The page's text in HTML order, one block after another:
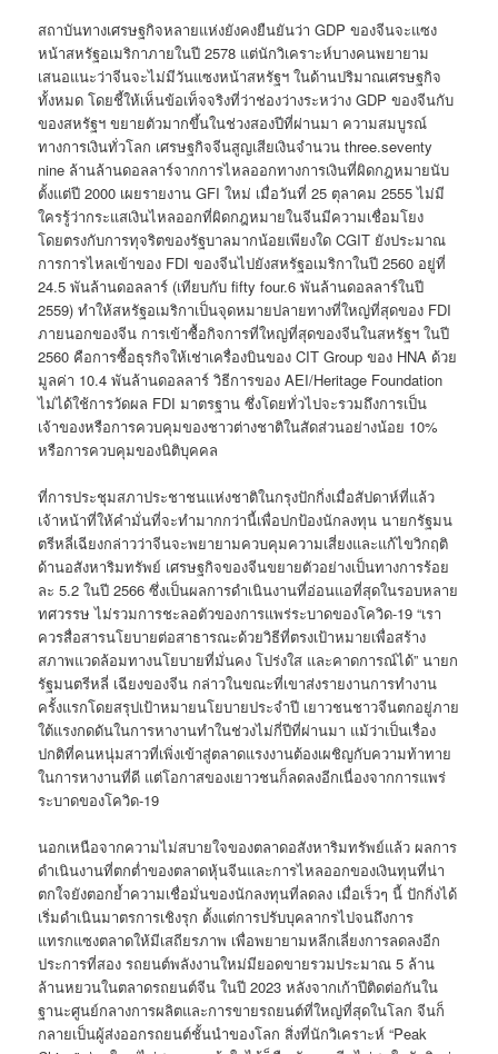
สถาบันทางเศรษฐกิจหลายแห่งยังคงยืนยันว่า GDP ของจีนจะแซง
หน้าสหรัฐอเมริกาภายในปี 2578 แต่นักวิเคราะห์บางคนพยายาม
เสนอแนะว่าจีนจะไม่มีวันแซงหน้าสหรัฐฯ ในด้านปริมาณเศรษฐกิจ
ทั้งหมด โดยชี้ให้เห็นข้อเท็จจริงที่ว่าช่องว่างระหว่าง GDP ของจีนกับ
ของสหรัฐฯ ขยายตัวมากขึ้นในช่วงสองปีที่ผ่านมา ความสมบูรณ์
ทางการเงินทั่วโลก เศรษฐกิจจีนสูญเสียเงินจำนวน three.seventy
nine ล้านล้านดอลลาร์จากการไหลออกทางการเงินที่ผิดกฎหมายนับ
ตั้งแต่ปี 2000 เผยรายงาน GFI ใหม่ เมื่อวันที่ 25 ตุลาคม 2555 ไม่มี
ใครรู้ว่ากระแสเงินไหลออกที่ผิดกฎหมายในจีนมีความเชื่อมโยง
โดยตรงกับการทุจริตของรัฐบาลมากน้อยเพียงใด CGIT ยังประมาณ
การการไหลเข้าของ FDI ของจีนไปยังสหรัฐอเมริกาในปี 2560 อยู่ที่
24.5 พันล้านดอลลาร์ (เทียบกับ fifty four.6 พันล้านดอลลาร์ในปี
2559) ทำให้สหรัฐอเมริกาเป็นจุดหมายปลายทางที่ใหญ่ที่สุดของ FDI
ภายนอกของจีน การเข้าซื้อกิจการที่ใหญ่ที่สุดของจีนในสหรัฐฯ ในปี
2560 คือการซื้อธุรกิจให้เช่าเครื่องบินของ CIT Group ของ HNA ด้วย
มูลค่า 10.4 พันล้านดอลลาร์ วิธีการของ AEI/Heritage Foundation
ไม่ได้ใช้การวัดผล FDI มาตรฐาน ซึ่งโดยทั่วไปจะรวมถึงการเป็น
เจ้าของหรือการควบคุมของชาวต่างชาติในสัดส่วนอย่างน้อย 10%
หรือการควบคุมของนิติบุคคล
ที่การประชุมสภาประชาชนแห่งชาติในกรุงปักกิ่งเมื่อสัปดาห์ที่แล้ว
เจ้าหน้าที่ให้คำมั่นที่จะทำมากกว่านี้เพื่อปกป้องนักลงทุน นายกรัฐมน
ตรีหลี่เฉียงกล่าวว่าจีนจะพยายามควบคุมความเสี่ยงและแก้ไขวิกฤติ
ด้านอสังหาริมทรัพย์ เศรษฐกิจของจีนขยายตัวอย่างเป็นทางการร้อย
ละ 5.2 ในปี 2566 ซึ่งเป็นผลการดำเนินงานที่อ่อนแอที่สุดในรอบหลาย
ทศวรรษ ไม่รวมการชะลอตัวของการแพร่ระบาดของโควิด-19 “เรา
ควรสื่อสารนโยบายต่อสาธารณะด้วยวิธีที่ตรงเป้าหมายเพื่อสร้าง
สภาพแวดล้อมทางนโยบายที่มั่นคง โปร่งใส และคาดการณ์ได้” นายก
รัฐมนตรีหลี่ เฉียงของจีน กล่าวในขณะที่เขาส่งรายงานการทำงาน
ครั้งแรกโดยสรุปเป้าหมายนโยบายประจำปี เยาวชนชาวจีนตกอยู่ภาย
ใต้แรงกดดันในการหางานทำในช่วงไม่กี่ปีที่ผ่านมา แม้ว่าเป็นเรื่อง
ปกติที่คนหนุ่มสาวที่เพิ่งเข้าสู่ตลาดแรงงานต้องเผชิญกับความท้าทาย
ในการหางานที่ดี แต่โอกาสของเยาวชนก็ลดลงอีกเนื่องจากการแพร่
ระบาดของโควิด-19
นอกเหนือจากความไม่สบายใจของตลาดอสังหาริมทรัพย์แล้ว ผลการ
ดำเนินงานที่ตกต่ำของตลาดหุ้นจีนและการไหลออกของเงินทุนที่น่า
ตกใจยังตอกย้ำความเชื่อมั่นของนักลงทุนที่ลดลง เมื่อเร็วๆ นี้ ปักกิ่งได้
เริ่มดำเนินมาตรการเชิงรุก ตั้งแต่การปรับบุคลากรไปจนถึงการ
แทรกแซงตลาดให้มีเสถียรภาพ เพื่อพยายามหลีกเลี่ยงการลดลงอีก
ประการที่สอง รถยนต์พลังงานใหม่มียอดขายรวมประมาณ 5 ล้าน
ล้านหยวนในตลาดรถยนต์จีน ในปี 2023 หลังจากเก้าปีติดต่อกันใน
ฐานะศูนย์กลางการผลิตและการขายรถยนต์ที่ใหญ่ที่สุดในโลก จีนก็
กลายเป็นผู้ส่งออกรถยนต์ชั้นนำของโลก สิ่งที่นักวิเคราะห์ “Peak